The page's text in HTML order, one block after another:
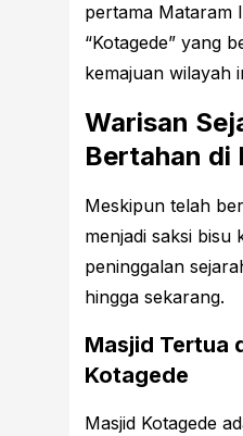
pertama Mataram
“Kotagede” yang
kemajuan wilayah
Warisan
Bertahan di
Meskipun telah
menjadi saksi bisu
peninggalan
hingga sekarang.
Masjid Tertua
Kotagede
Masjid Kotagede